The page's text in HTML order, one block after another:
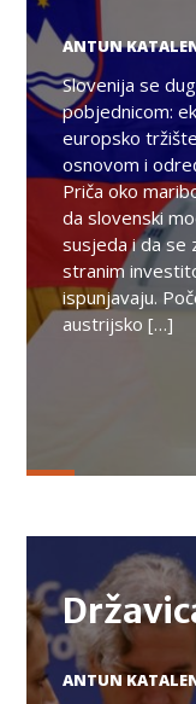
ANTUN
Slovenija se
pobjednicom:
europsko
osnovom i
Priča oko
da slovenski
susjeda i da se
stranim
ispunjavaju.
austrijsko […]
ANTUN